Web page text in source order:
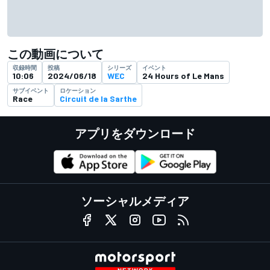
この動画について
収録時間
10:06
投稿
2024/06/18
シリーズ
WEC
イベント
24 Hours of Le Mans
サブイベント
Race
ロケーション
Circuit de la Sarthe
アプリをダウンロード
ソーシャルメディア